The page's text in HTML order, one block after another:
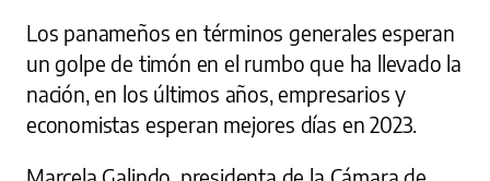
Los panameños en términos generales esperan
un golpe de timón en el rumbo que ha llevado la
nación, en los últimos años, empresarios y
economistas esperan mejores días en 2023.